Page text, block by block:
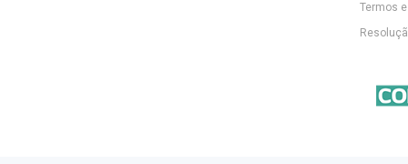
Termos